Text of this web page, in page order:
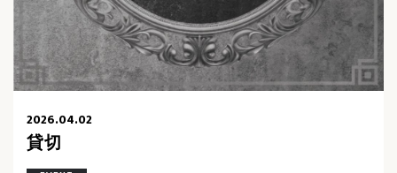
2026.04.02
貸切